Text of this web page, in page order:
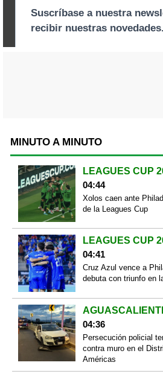
MINUTO A MINUTO
LEAGUES CUP
04:44
Xolos caen ante
de la Leagues Cup
LEAGUES CUP
04:41
Cruz Azul vence a
debuta con triunfo en
04:36
Persecución policial
contra muro en el
Américas